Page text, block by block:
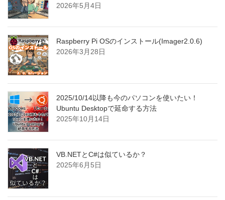
2026年5月4日
Raspberry Pi OSのインストール(Imager2.0.6)
2026年3月28日
2025/10/14以降も今のパソコンを使いたい！
Ubuntu Desktopで延命する方法
2025年10月14日
VB.NETとC#は似ているか？
2025年6月5日